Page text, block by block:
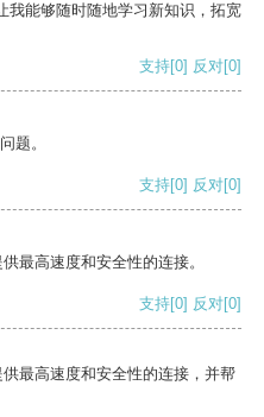
我能够随时随地学习新知识，拓宽
支持[0] 反对[0]
题。
支持[0] 反对[0]
最高速度和安全性的连接。
支持[0] 反对[0]
最高速度和安全性的连接，并帮